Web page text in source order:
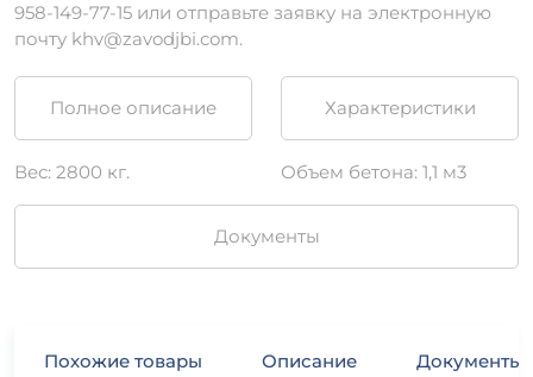
958-149-77-15 или отправьте заявку на электронную
почту khv@zavodjbi.com.
Полное описание Характеристики
Вес: 2800 кг. Объем бетона: 1,1 м3
Документы
Похожие товары Описание Документы